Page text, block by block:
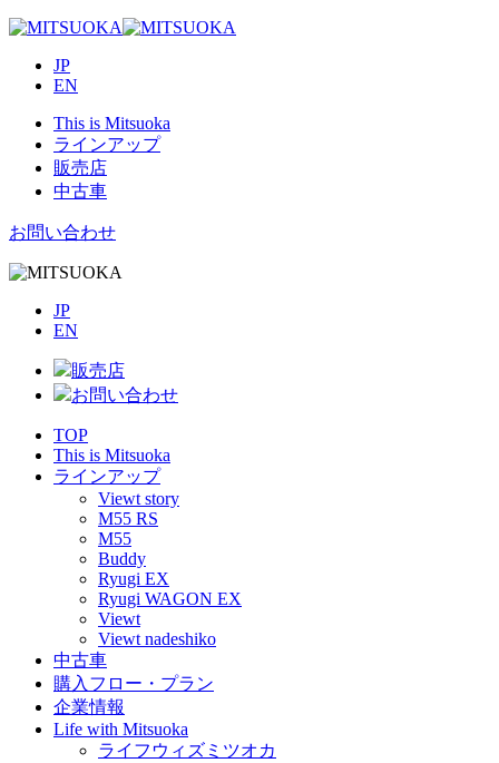
JP
EN
This is Mitsuoka
ラインアップ
販売店
中古車
お問い合わせ
JP
EN
販売店
お問い合わせ
TOP
This is Mitsuoka
ラインアップ
Viewt story
M55 RS
M55
Buddy
Ryugi EX
Ryugi WAGON EX
Viewt
Viewt nadeshiko
中古車
購入フロー・プラン
企業情報
Life with Mitsuoka
ライフウィズミツオカ